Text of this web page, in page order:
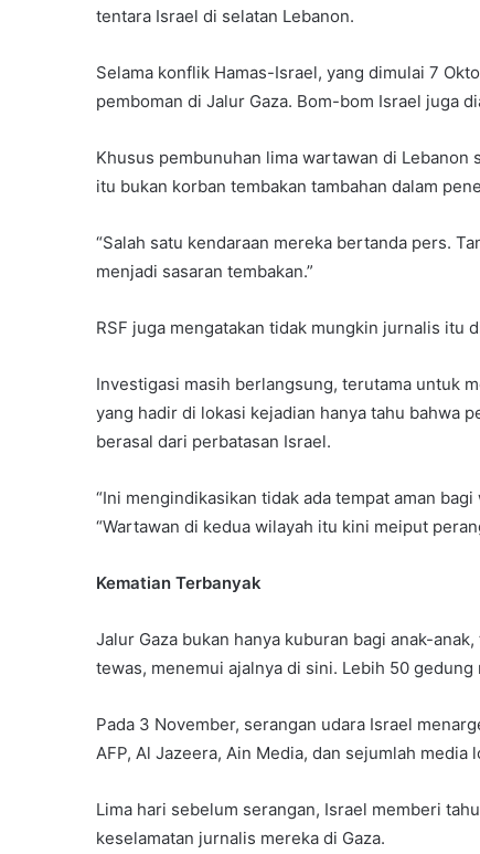
tentara Israel di selatan Lebanon.
Selama konflik Hamas-Israel, yang dimulai 7
pemboman di Jalur Gaza. Bom-bom Israel juga
Khusus pembunuhan lima wartawan di Lebanon
itu bukan korban tembakan tambahan dalam
“Salah satu kendaraan mereka bertanda pers.
menjadi sasaran tembakan.”
RSF juga mengatakan tidak mungkin jurnalis itu
Investigasi masih berlangsung, terutama untuk
yang hadir di lokasi kejadian hanya tahu bahwa
berasal dari perbatasan Israel.
“Ini mengindikasikan tidak ada tempat aman
“Wartawan di kedua wilayah itu kini meiput
Kematian Terbanyak
Jalur Gaza bukan hanya kuburan bagi anak-
tewas, menemui ajalnya di sini. Lebih 50
Pada 3 November, serangan udara Israel
AFP, Al Jazeera, Ain Media, dan sejumlah media
Lima hari sebelum serangan, Israel memberi
keselamatan jurnalis mereka di Gaza.